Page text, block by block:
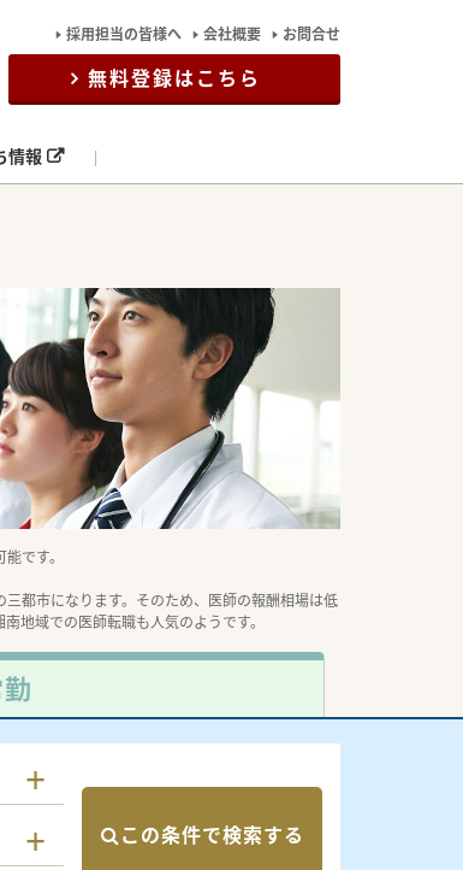
採用担当の皆様へ 会社概要 お問合せ
無料登録はこちら
情報
です。
都市になります。そのため、医師の報酬相場は低
地域での医師転職も人気のようです。
この条件で検索する